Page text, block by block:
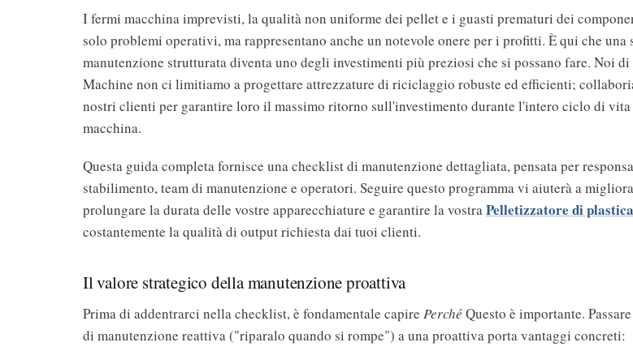
I fermi macchina imprevisti, la qualità non uniforme dei pellet e i guasti prematuri dei
solo problemi operativi, ma rappresentano anche un notevole onere per i profitti. È qui che una
manutenzione strutturata diventa uno degli investimenti più preziosi che si possano fare. Noi di
Machine non ci limitiamo a progettare attrezzature di riciclaggio robuste ed efficienti;
nostri clienti per garantire loro il massimo ritorno sull'investimento durante l'intero ciclo di
macchina.
Questa guida completa fornisce una checklist di manutenzione dettagliata, pensata per
stabilimento, team di manutenzione e operatori. Seguire questo programma vi aiuterà a
prolungare la durata delle vostre apparecchiature e garantire la vostra Pelletizzatore di plastica
costantemente la qualità di output richiesta dai tuoi clienti.
Il valore strategico della manutenzione proattiva
Prima di addentrarci nella checklist, è fondamentale capire PerchéQuesto è importante.
di manutenzione reattiva ("riparalo quando si rompe") a una proattiva porta vantaggi concreti: